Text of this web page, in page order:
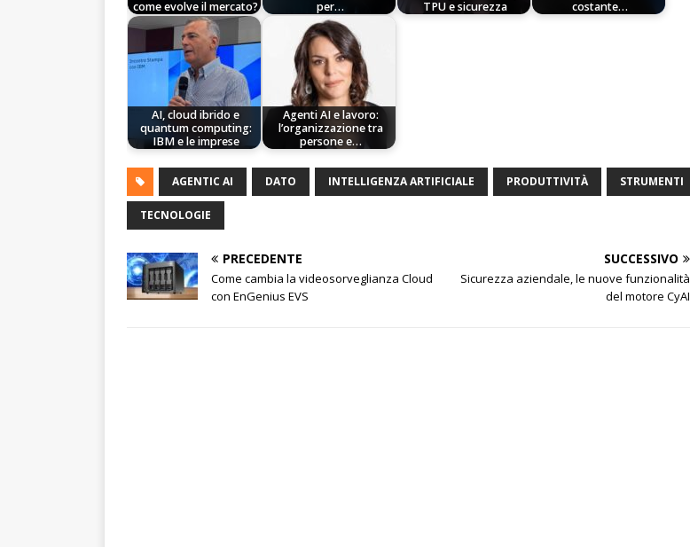
come evolve il mercato?
per…
TPU e sicurezza
costante…
AI, cloud ibrido e
quantum computing:
IBM e le imprese
Agenti AI e lavoro:
l’organizzazione tra
persone e…
AGENTIC AI DATO INTELLIGENZA ARTIFICIALE PRODUTTIVITÀ STRUMENTI
TECNOLOGIE
PRECEDENTE
Come cambia la videosorveglianza Cloud
con EnGenius EVS
SUCCESSIVO
Sicurezza aziendale, le nuove funzionalità
del motore CyAI